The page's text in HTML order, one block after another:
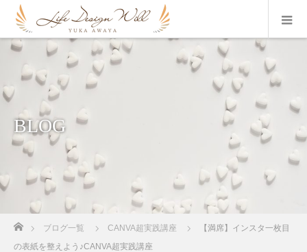
BLOG
ブログ一覧 CANVA超実践講座
【満席】インスタ一枚目
の表紙を整えよう♪CANVA超実践講座